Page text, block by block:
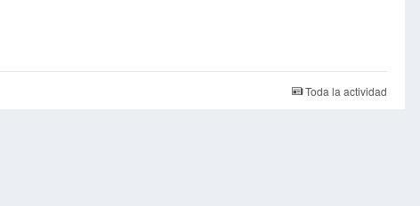
Toda la actividad